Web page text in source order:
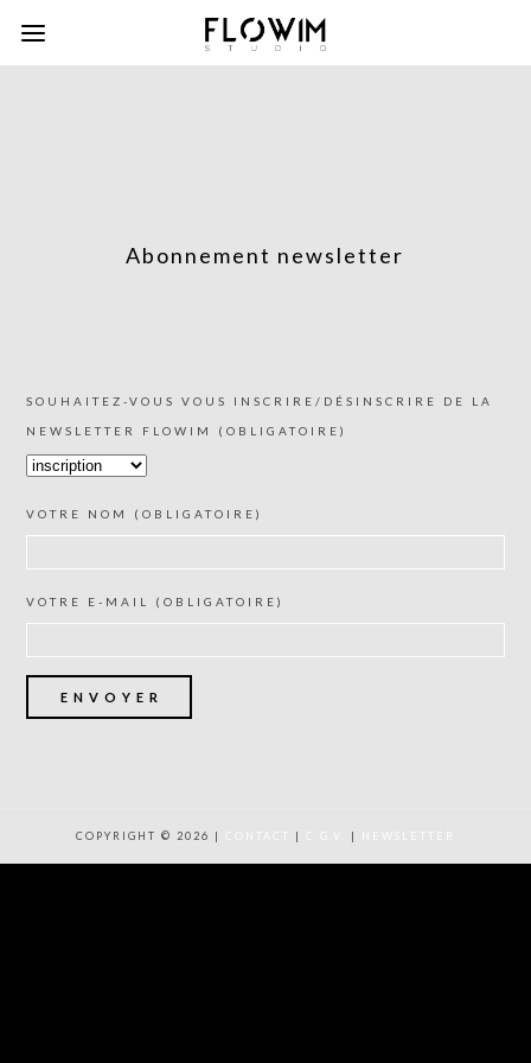
Abonnement newsletter
SOUHAITEZ-VOUS VOUS INSCRIRE/DÉSINSCRIRE DE LA
NEWSLETTER FLOWIM (OBLIGATOIRE)
VOTRE NOM (OBLIGATOIRE)
VOTRE E-MAIL (OBLIGATOIRE)
COPYRIGHT © 2026 | CONTACT | | NEWSLETTER